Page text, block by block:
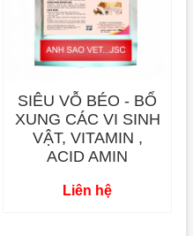
SIÊU VỖ BÉO - BỔ
XUNG CÁC VI SINH
VẬT, VITAMIN ,
ACID AMIN
Liên hệ